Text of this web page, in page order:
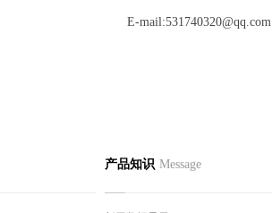
E-mail:531740320@qq.com
产品知识 Message